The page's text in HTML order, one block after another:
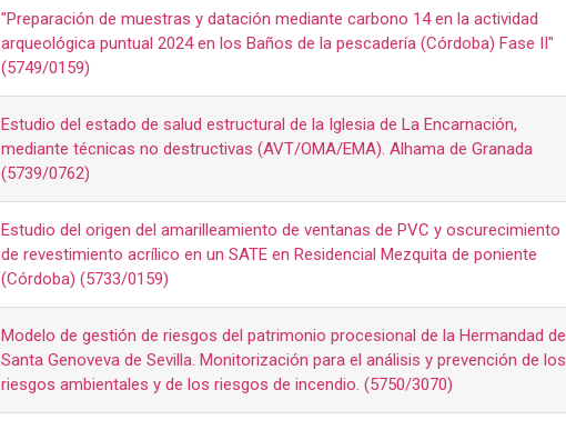
"Preparación de muestras y datación mediante carbono 14 en la actividad
arqueológica puntual 2024 en los Baños de la pescadería (Córdoba) Fase II"
(5749/0159)
Estudio del estado de salud estructural de la Iglesia de La Encarnación,
mediante técnicas no destructivas (AVT/OMA/EMA). Alhama de Granada
(5739/0762)
Estudio del origen del amarilleamiento de ventanas de PVC y oscurecimiento
de revestimiento acrílico en un SATE en Residencial Mezquita de poniente
(Córdoba) (5733/0159)
Modelo de gestión de riesgos del patrimonio procesional de la Hermandad de
Santa Genoveva de Sevilla. Monitorización para el análisis y prevención de los
riesgos ambientales y de los riesgos de incendio. (5750/3070)